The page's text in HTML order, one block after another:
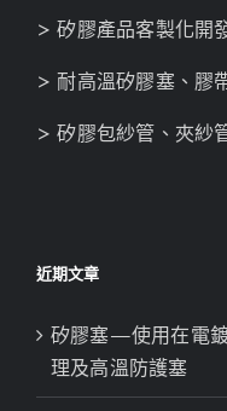
> 矽膠產品客製化開
> 耐高溫矽膠塞、膠
> 矽膠包紗管、夾紗
近期文章
矽膠塞—使用在電
理及高溫防護塞